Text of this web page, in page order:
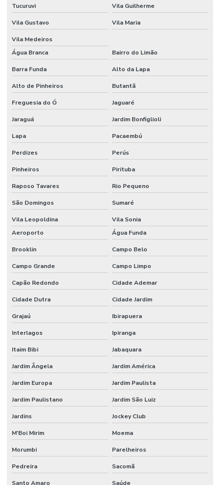
Embalagens Para E Commerce Em Material Reciclado
Embalagens Para Medicamentos Sensíveis
Embalagens Para Peças Automotivas
Embalagens Para Produtos Que Exigem Proteção
Embalagens Para Produtos Químicos
Embalagens Para Proteção De Componentes Eletrônicos
Embalagens Para Proteção De Medicamentos
Embalagens Personalizadas
Embalagens Personalizadas Em Diversas Cores
Embalagens Técnicas
Embalagens Técnicas Com Proteção Contra Gases
Embalagens Técnicas Para Armazenagem De Medicamentos
Embalagens Técnicas Para Armazenamento De Químicos
Embalagens Técnicas Para Produtos De Consumo
Embalagens Técnicas Para Produtos Farmacêuticos
Embalagens Tecnológicas Para Indústria Química
Empresa De Recuperação De Plásticos
Empresa De Recuperação E Extrusão
Equipamentos Para Extrusão De Plástico
Extrusão De Filmes Técnicos Personalizados
Extrusão De Materiais Plásticos
Extrusão De Plásticos Para Indústria
Fabricação De Embalagens
Tucuruvi Vila Guilherme
Vila Gustavo Vila Maria
Vila Medeiros
Água Branca
Bairro do Limão
Barra Funda Alto da Lapa
Alto de Pinheiros Butantã
Freguesia do Ó Jaguaré
Jaraguá Jardim Bonfiglioli
Lapa Pacaembú
Perdizes Perús
Pinheiros Pirituba
Raposo Tavares Rio Pequeno
São Domingos Sumaré
Vila Leopoldina
Vila Sonia
Aeroporto
Água Funda
Brooklin Campo Belo
Campo Grande Campo Limpo
Capão Redondo Cidade Ademar
Cidade Dutra Cidade Jardim
Grajaú Ibirapuera
Interlagos Ipiranga
Itaim Bibi Jabaquara
Jardim Ângela Jardim América
Jardim Europa Jardim Paulista
Jardim Paulistano Jardim São Luiz
Jardins Jockey Club
M'Boi Mirim Moema
Morumbi Parelheiros
Pedreira Sacomã
Santo Amaro Saúde